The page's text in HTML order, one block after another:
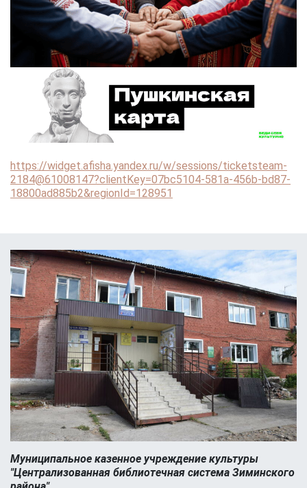
https://widget.afisha.yandex.ru/w/sessions/ticketsteam-
2184@61008147?clientKey=07bc5104-581a-456b-bd87-
18800ad885b2&regionId=128951
Муниципальное казенное учреждение культуры
"Централизованная библиотечная система Зиминского